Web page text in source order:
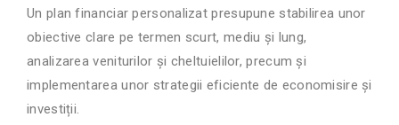
Un plan financiar personalizat presupune stabilirea unor
obiective clare pe termen scurt, mediu și lung,
analizarea veniturilor și cheltuielilor, precum și
implementarea unor strategii eficiente de economisire și
investiții.